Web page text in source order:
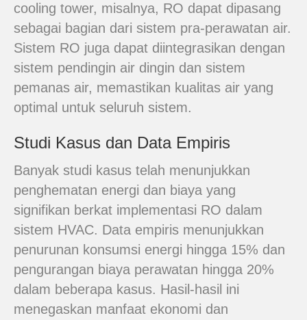
cooling tower, misalnya, RO dapat dipasang
sebagai bagian dari sistem pra-perawatan air.
Sistem RO juga dapat diintegrasikan dengan
sistem pendingin air dingin dan sistem
pemanas air, memastikan kualitas air yang
optimal untuk seluruh sistem.
Studi Kasus dan Data Empiris
Banyak studi kasus telah menunjukkan
penghematan energi dan biaya yang
signifikan berkat implementasi RO dalam
sistem HVAC. Data empiris menunjukkan
penurunan konsumsi energi hingga 15% dan
pengurangan biaya perawatan hingga 20%
dalam beberapa kasus. Hasil-hasil ini
menegaskan manfaat ekonomi dan